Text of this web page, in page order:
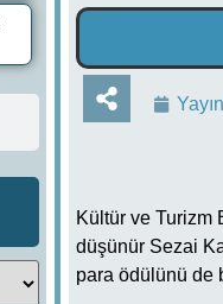
Kültür ve Turizm
düşünür Sezai
para ödülünü de